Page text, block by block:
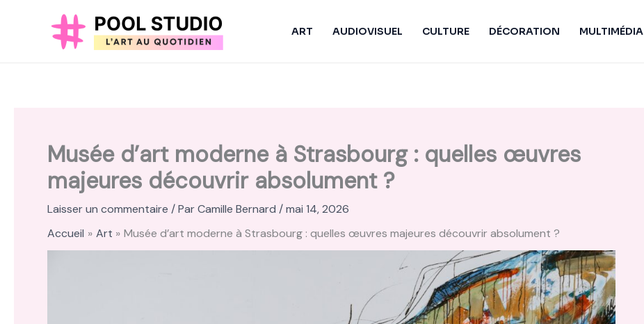
ART AUDIOVISUEL CULTURE DÉCORATION MULTIMÉDIA
Musée d’art moderne à Strasbourg : quelles œuvres
majeures découvrir absolument ?
Laisser un commentaire / ParCamille Bernard /mai 14, 2026
Accueil
Art Musée d’art moderne à Strasbourg : quelles œuvres majeures découvrir absolument ?